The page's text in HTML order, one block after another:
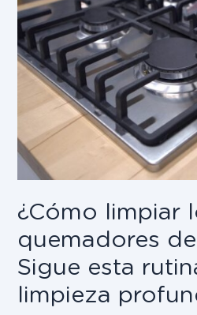
¿Cómo limpiar
quemadores
Sigue esta
limpieza